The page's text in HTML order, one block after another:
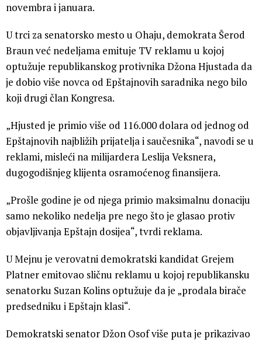
novembra i januara.
U trci za senatorsko mesto u Ohaju, demokrata Šerod
Braun već nedeljama emituje TV reklamu u kojoj
optužuje republikanskog protivnika Džona Hjustada da
je dobio više novca od Epštajnovih saradnika nego bilo
koji drugi član Kongresa.
„Hjusted je primio više od 116.000 dolara od jednog od
Epštajnovih najbližih prijatelja i saučesnika“, navodi se u
reklami, misleći na milijardera Leslija Veksnera,
dugogodišnjeg klijenta osramoćenog finansijera.
„Prošle godine je od njega primio maksimalnu donaciju
samo nekoliko nedelja pre nego što je glasao protiv
objavljivanja Epštajn dosijea“, tvrdi reklama.
U Mejnu je verovatni demokratski kandidat Grejem
Platner emitovao sličnu reklamu u kojoj republikansku
senatorku Suzan Kolins optužuje da je „prodala birače
predsedniku i Epštajn klasi“.
Demokratski senator Džon Osof više puta je prikazivao